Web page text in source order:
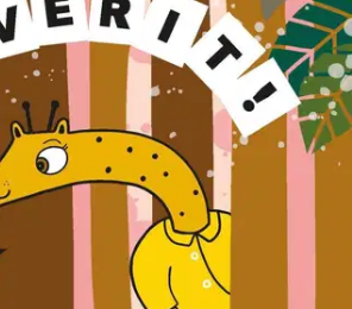
text- och aktivitetsbok i nybörjarfinska
är rikt illustrerade med fantastiska
i kombination med praktisk
kapitel, vart och ett kring ett tydligt tema.
förståelse och att känna igen.
och tränar ord, fraser och
lär sig eleven finska med hjälp av
Bak i boken finns samlarkort med alla
klippa ut och klistra in ett kort i varje
en finsk-svensk ordlista.Illustratör för